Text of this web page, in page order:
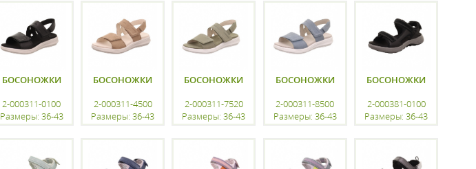
БОСОНОЖКИ
2-000311-0100
Размеры: 36-43
БОСОНОЖКИ
2-000311-4500
Размеры: 36-43
БОСОНОЖКИ
2-000311-7520
Размеры: 36-43
БОСОНОЖКИ
2-000311-8500
Размеры: 36-43
БОСОНОЖКИ
2-000381-0100
Размеры: 36-43